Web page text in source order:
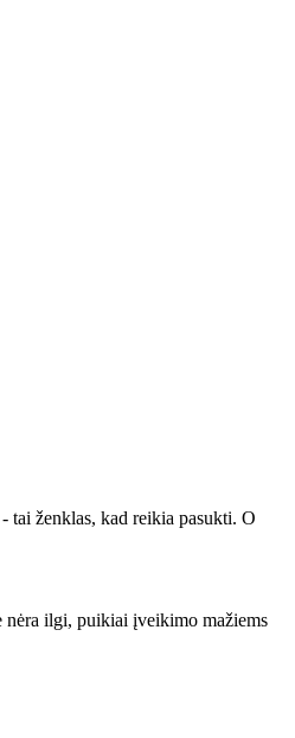
tai ženklas, kad reikia pasukti. O
nėra ilgi, puikiai įveikimo mažiems